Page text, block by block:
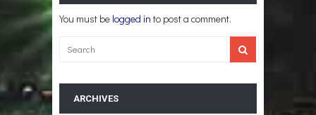
You must be logged in to post a comment.
ARCHIVES